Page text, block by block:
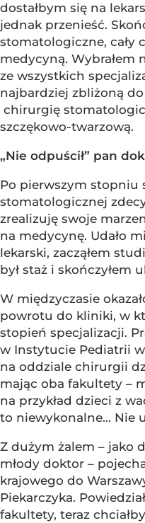
dostałbym się na
jednak przenieść.
stomatologiczne, cały
medycyną. Wybrałem
ze wszystkich
najbardziej zbliżoną
chirurgię
szczękowo-twarzową.
„Nie odpuścił” pan
Po pierwszym stopniu
stomatologicznej
zrealizuję swoje
na medycynę. Udało
lekarski, zacząłem
był staż i skończyłem
W międzyczasie
powrotu do kliniki, w
stopień specjalizacji.
w Instytucie Pediatrii
na oddziale chirurgii
mając oba fakultety –
na przykład dzieci z
to niewykonalne... Nie
Z dużym żalem – jako
młody doktor –
krajowego do
Piekarczyka.
fakultety, teraz